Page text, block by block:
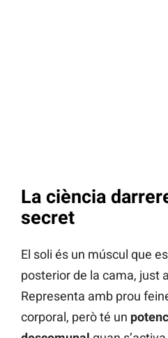
La ciència
secret
El soli és un múscul que
posterior de la cama, just
Representa amb prou
corporal, però té un